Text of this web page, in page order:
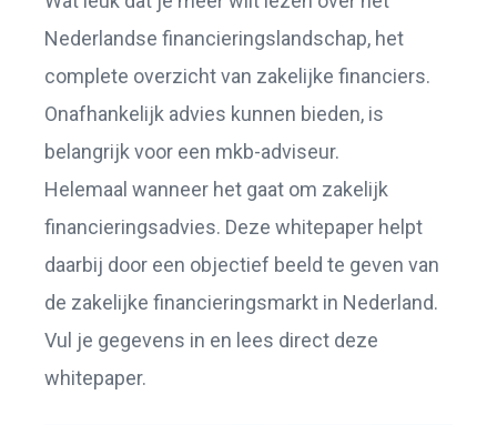
Nederlandse financieringslandschap, het
complete overzicht van zakelijke financiers.
Onafhankelijk advies kunnen bieden, is
belangrijk voor een mkb-adviseur.
Helemaal wanneer het gaat om zakelijk
financieringsadvies. Deze whitepaper helpt
daarbij door een objectief beeld te geven van
de zakelijke financieringsmarkt in Nederland.
Vul je gegevens in en lees direct deze
whitepaper.